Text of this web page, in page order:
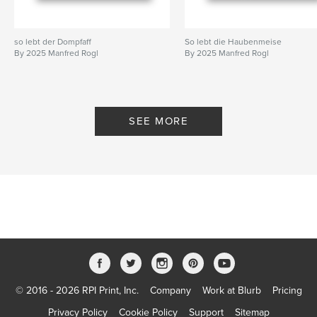
so lebt der Dompfaff
By 2025 Manfred Rogl
So lebt die Haubenmeise
By 2025 Manfred Rogl
SEE MORE
© 2016 - 2026 RPI Print, Inc. Company Work at Blurb
Pricing
Privacy Policy
Cookie Policy Support Sitemap